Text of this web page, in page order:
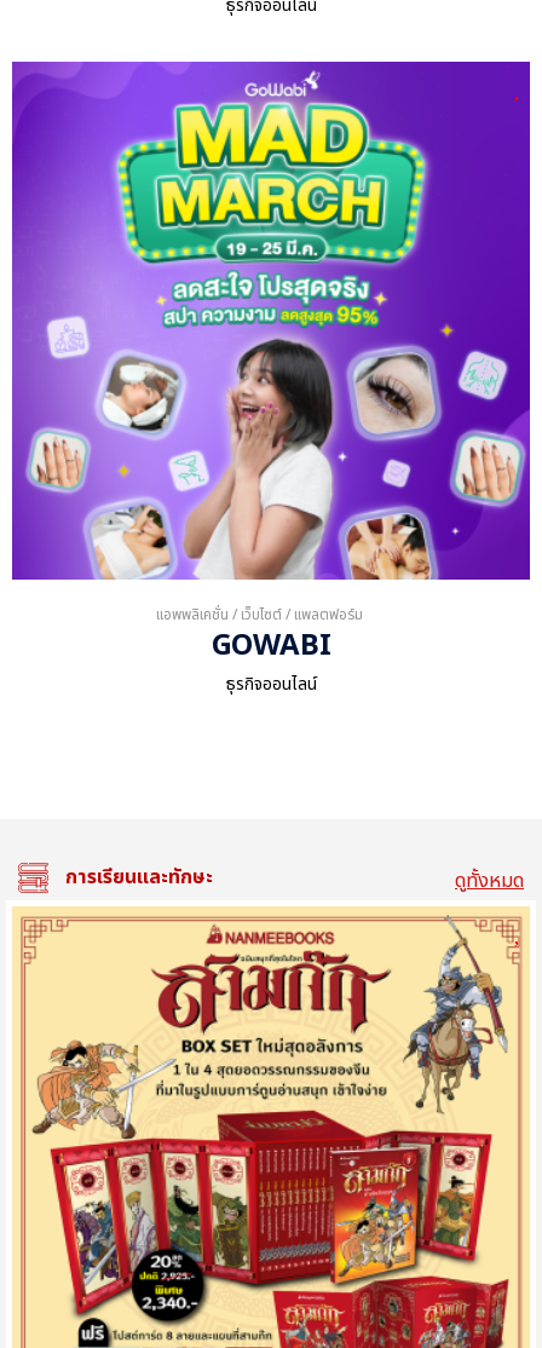
ธุรกิจออนไลน์
แอพพลิเคชั่น / เว็บไซต์ / แพลตฟอร์ม
GOWABI
ธุรกิจออนไลน์
การเรียนและทักษะ ดูทั้งหมด